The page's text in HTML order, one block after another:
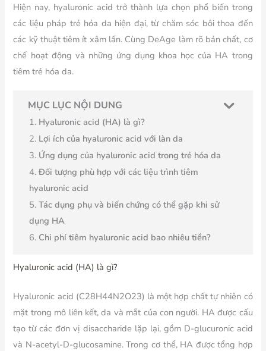
Hiện nay, hyaluronic acid trở thành lựa chọn phổ biến trong
các liệu pháp trẻ hóa da hiện đại, từ chăm sóc bôi thoa đến
các kỹ thuật tiêm ít xâm lấn. Cùng DeAge làm rõ bản chất, cơ
chế hoạt động và những ứng dụng khoa học của HA trong
tiêm trẻ hóa da.
MỤC LỤC NỘI DUNG
Hyaluronic acid (HA) là gì?
Lợi ích của hyaluronic acid với làn da
Ứng dụng của hyaluronic acid trong trẻ hóa da
Đối tượng phù hợp với các liệu trình tiêm
hyaluronic acid
Tác dụng phụ và biến chứng có thể gặp khi sử
dụng HA
Chi phí tiêm hyaluronic acid bao nhiêu tiền?
Hyaluronic acid (HA) là gì?
Hyaluronic acid (C28H44N2O23) là một hợp chất tự nhiên có
mặt trong mô liên kết, da và mắt của con người. HA được cấu
tạo từ các đơn vị disaccharide lặp lại, gồm D-glucuronic acid
và N-acetyl-D-glucosamine. Trong cơ thể, HA được tổng hợp